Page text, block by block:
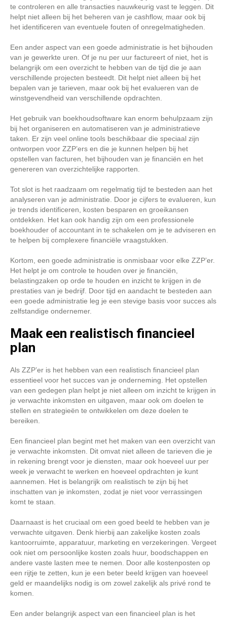
te controleren en alle transacties nauwkeurig vast te leggen. Dit
helpt niet alleen bij het beheren van je cashflow, maar ook bij
het identificeren van eventuele fouten of onregelmatigheden.
Een ander aspect van een goede administratie is het bijhouden
van je gewerkte uren. Of je nu per uur factureert of niet, het is
belangrijk om een overzicht te hebben van de tijd die je aan
verschillende projecten besteedt. Dit helpt niet alleen bij het
bepalen van je tarieven, maar ook bij het evalueren van de
winstgevendheid van verschillende opdrachten.
Het gebruik van boekhoudsoftware kan enorm behulpzaam zijn
bij het organiseren en automatiseren van je administratieve
taken. Er zijn veel online tools beschikbaar die speciaal zijn
ontworpen voor ZZP’ers en die je kunnen helpen bij het
opstellen van facturen, het bijhouden van je financiën en het
genereren van overzichtelijke rapporten.
Tot slot is het raadzaam om regelmatig tijd te besteden aan het
analyseren van je administratie. Door je cijfers te evalueren, kun
je trends identificeren, kosten besparen en groeikansen
ontdekken. Het kan ook handig zijn om een professionele
boekhouder of accountant in te schakelen om je te adviseren en
te helpen bij complexere financiële vraagstukken.
Kortom, een goede administratie is onmisbaar voor elke ZZP’er.
Het helpt je om controle te houden over je financiën,
belastingzaken op orde te houden en inzicht te krijgen in de
prestaties van je bedrijf. Door tijd en aandacht te besteden aan
een goede administratie leg je een stevige basis voor succes als
zelfstandige ondernemer.
Maak een realistisch financieel
plan
Als ZZP’er is het hebben van een realistisch financieel plan
essentieel voor het succes van je onderneming. Het opstellen
van een gedegen plan helpt je niet alleen om inzicht te krijgen in
je verwachte inkomsten en uitgaven, maar ook om doelen te
stellen en strategieën te ontwikkelen om deze doelen te
bereiken.
Een financieel plan begint met het maken van een overzicht van
je verwachte inkomsten. Dit omvat niet alleen de tarieven die je
in rekening brengt voor je diensten, maar ook hoeveel uur per
week je verwacht te werken en hoeveel opdrachten je kunt
aannemen. Het is belangrijk om realistisch te zijn bij het
inschatten van je inkomsten, zodat je niet voor verrassingen
komt te staan.
Daarnaast is het cruciaal om een goed beeld te hebben van je
verwachte uitgaven. Denk hierbij aan zakelijke kosten zoals
kantoorruimte, apparatuur, marketing en verzekeringen. Vergeet
ook niet om persoonlijke kosten zoals huur, boodschappen en
andere vaste lasten mee te nemen. Door alle kostenposten op
een rijtje te zetten, kun je een beter beeld krijgen van hoeveel
geld er maandelijks nodig is om zowel zakelijk als privé rond te
komen.
Een ander belangrijk aspect van een financieel plan is het